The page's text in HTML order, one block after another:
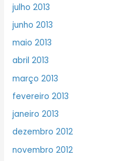
julho 2013
junho 2013
maio 2013
abril 2013
março 2013
fevereiro 2013
janeiro 2013
dezembro 2012
novembro 2012